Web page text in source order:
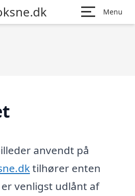
Menu
anvendt på
tilhører enten
er venligst udlånt af